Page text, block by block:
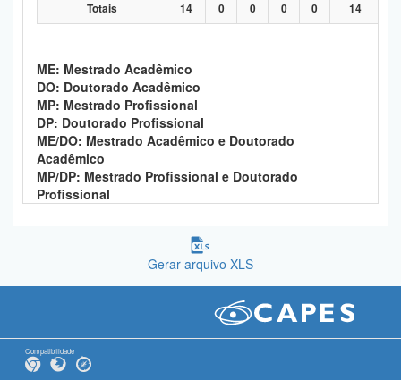
Totais 14 0 0 0 0 14
ME: Mestrado Acadêmico
DO: Doutorado Acadêmico
MP: Mestrado Profissional
DP: Doutorado Profissional
ME/DO: Mestrado Acadêmico e Doutorado
Acadêmico
MP/DP: Mestrado Profissional e Doutorado
Profissional
Gerar arquivo XLS
Compatibilidade